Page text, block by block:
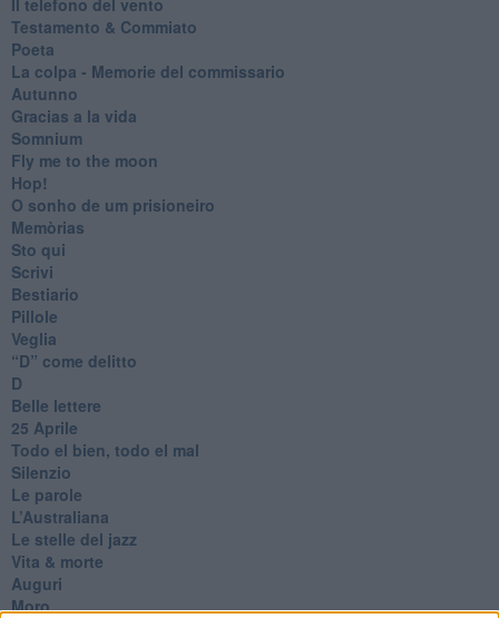
Testamento & Commiato
Poeta
​La colpa - Memorie del commissario
Autunno
Gracias a la vida
Somnium
Fly me to the moon
Hop!
O sonho de um prisioneiro
Memòrias
Sto qui
Scrivi
Bestiario
Pillole
Veglia
​“D” come delitto
D
Belle lettere
25 Aprile
Todo el bien, todo el mal
Silenzio
Le parole
​L’Australiana
Le stelle del jazz
Vita & morte
Auguri
Moro